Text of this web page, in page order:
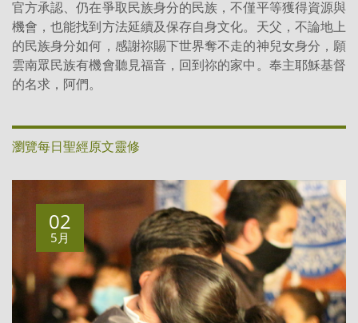
官方承認、仍在爭取民族身分的民族，不僅平等獲得資源與
機會，也能找到方法延續及保存自身文化。天父，不論地上
的民族身分如何，感謝祢賜下世界奪不走的神兒女身分，願
雲南眾民族有機會聽見福音，回到祢的家中。奉主耶穌基督
的名求，阿們。
瀏覽每日聖經原文靈修
02
5月